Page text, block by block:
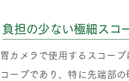
負担の少ない極細スコ
胃カメラで使用するスコー
コープであり、特に先端部